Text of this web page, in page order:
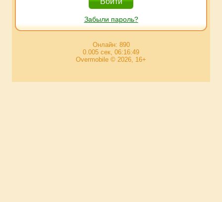
Забыли пароль?
Онлайн: 890
0.005 сек, 06:16:49
Overmobile © 2026, 16+